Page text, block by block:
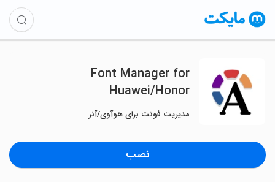
Font Manager for
Huawei/Honor
مدیریت فونت برای هوآوی/آنر
نصب